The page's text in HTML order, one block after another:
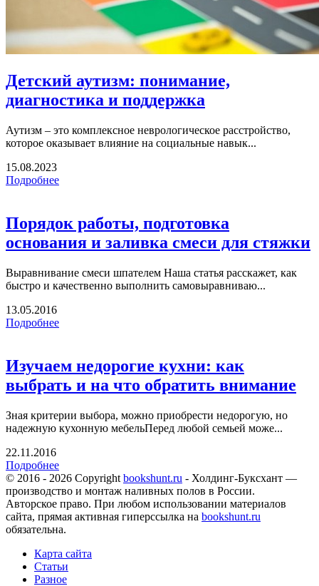
Детский аутизм: понимание,
диагностика и поддержка
Аутизм – это комплексное неврологическое расстройство,
которое оказывает влияние на социальные навык...
15.08.2023
Подробнее
Порядок работы, подготовка
основания и заливка смеси для стяжки
Выравнивание смеси шпателем Наша статья расскажет, как
быстро и качественно выполнить самовыравниваю...
13.05.2016
Подробнее
Изучаем недорогие кухни: как
выбрать и на что обратить внимание
Зная критерии выбора, можно приобрести недорогую, но
надежную кухонную мебельПеред любой семьей може...
22.11.2016
Подробнее
© 2016 - 2026 Copyright bookshunt.ru - Холдинг-Буксхант —
производство и монтаж наливных полов в России.
Авторское право. При любом использовании материалов
сайта, прямая активная гиперссылка на bookshunt.ru
обязательна.
Карта сайта
Статьи
Разное